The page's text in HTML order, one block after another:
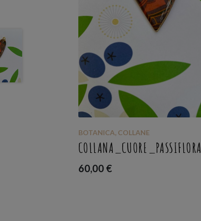
BOTANICA, COLLANE
COLLANA_CUORE_PASSIFLORA
60,00 €